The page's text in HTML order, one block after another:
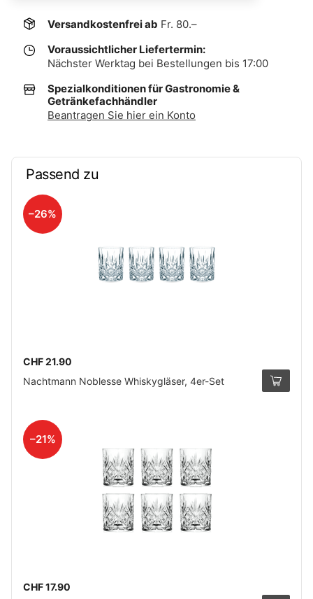
Versandkostenfrei ab Fr. 80.–
Voraussichtlicher Liefertermin:
Nächster Werktag bei Bestellungen bis 17:00
Spezialkonditionen für Gastronomie &
Getränkefachhändler
Beantragen Sie hier ein Konto
Passend zu
–26%
CHF 21.90
Nachtmann Noblesse Whiskygläser, 4er-Set
–21%
CHF 17.90